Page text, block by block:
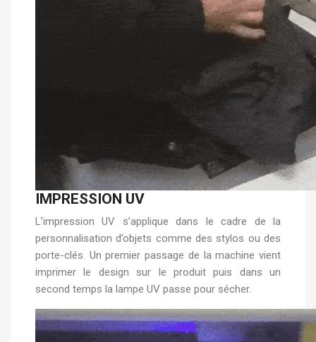
IMPRESSION UV
L’impression UV s’applique dans le cadre de la
personnalisation d’objets comme des stylos ou des
porte-clés. Un premier passage de la machine vient
imprimer le design sur le produit puis dans un
second temps la lampe UV passe pour sécher.